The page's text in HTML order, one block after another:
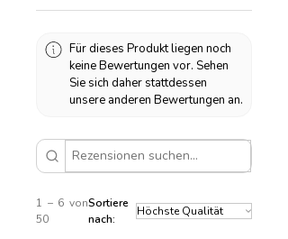
flexibel. Die Höhe beträgt 31 cm,
dieses Lampensockels ist
transparent.
Höhe: 31cm
Für dieses Produkt liegen noch
keine Bewertungen vor. Sehen
Sie sich daher stattdessen
unsere anderen Bewertungen an.
1 – 6 von
50
Sortiere
nach: